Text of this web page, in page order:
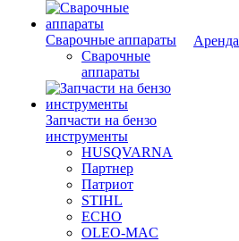
Сварочные аппараты
Сварочные
аппараты
Запчасти на бензо
инструменты
HUSQVARNA
Партнер
Патриот
STIHL
ECHO
OLEO-MAC
Аренда